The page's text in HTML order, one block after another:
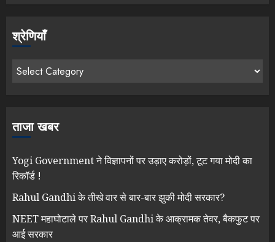
श्रेणियाँ
ताजा खबर
Yogi Government ने विज्ञापनों पर उड़ाए करोड़ों, टूट गया मोदी का
रिकॉर्ड !
Rahul Gandhi के तीखे वार से बार-बार झुकी मोदी सरकार?
NEET महाघोटाले पर Rahul Gandhi के आक्रामक तेवर, बैकफुट पर
आई सरकार